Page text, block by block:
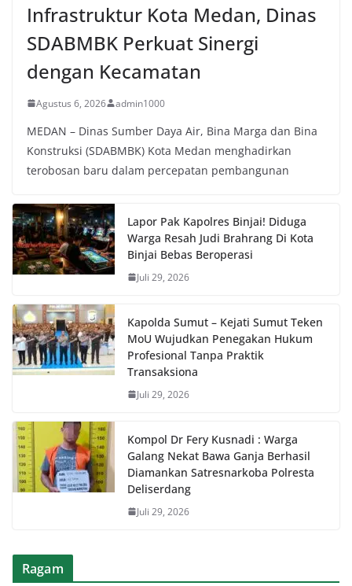
Infrastruktur Kota Medan, Dinas
SDABMBK Perkuat Sinergi
dengan Kecamatan
Agustus 6, 2026 admin1000
MEDAN – Dinas Sumber Daya Air, Bina Marga dan Bina
Konstruksi (SDABMBK) Kota Medan menghadirkan
terobosan baru dalam percepatan pembangunan
Lapor Pak Kapolres Binjai! Diduga
Warga Resah Judi Brahrang Di Kota
Binjai Bebas Beroperasi
Juli 29, 2026
Kapolda Sumut – Kejati Sumut Teken
MoU Wujudkan Penegakan Hukum
Profesional Tanpa Praktik
Transaksiona
Juli 29, 2026
Kompol Dr Fery Kusnadi : Warga
Galang Nekat Bawa Ganja Berhasil
Diamankan Satresnarkoba Polresta
Deliserdang
Juli 29, 2026
Ragam